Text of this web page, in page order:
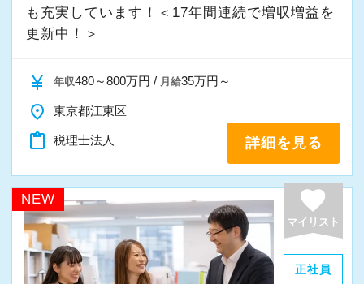
も充実しています！＜17年間連続で増収増益を
更新中！＞
currency_yen 年収480～800万円 / 月給35万円～
place 東京都江東区
content_paste 税理士法人 詳細を見る
NEW favorite
マイリスト
正社員